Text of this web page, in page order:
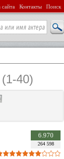
сайта Контакты Поиск
(1-40)
6.970
264 598